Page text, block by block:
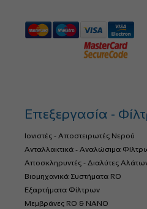
Επεξεργασία -
Ιονιστές - Αποστειρωτές Νερού
Ανταλλακτικά - Αναλώσιμα
Αποσκληρυντές - Διαλύτες
Βιομηχανικά Συστήματα RO
Εξαρτήματα Φίλτρων
Μεμβράνες RO & NANO